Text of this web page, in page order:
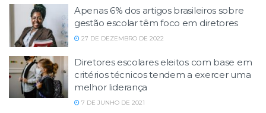
Apenas 6% dos artigos brasileiros sobre
gestão escolar têm foco em diretores
27 DE DEZEMBRO DE 2022
Diretores escolares eleitos com base em
critérios técnicos tendem a exercer uma
melhor liderança
7 DE JUNHO DE 2021